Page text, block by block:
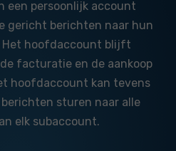
een persoonlijk account
gericht berichten naar hun
hoofdaccount blijft
facturatie en de aankoop
hoofdaccount kan tevens
sturen naar alle
elk subaccount.